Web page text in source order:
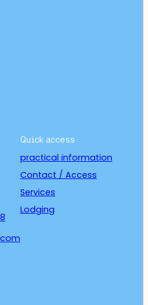
Quick access
practical information
Contact / Access
Services
Lodging